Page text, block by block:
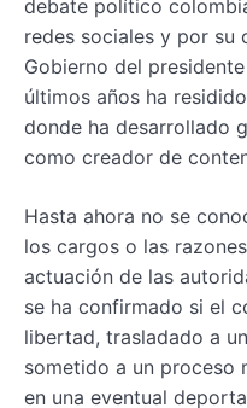
debate político
redes sociales y por su
Gobierno del presidente
últimos años ha
donde ha desarrollado
como creador de
Hasta ahora no se
los cargos o las
actuación de las
se ha confirmado si el
libertad, trasladado a
sometido a un proceso
en una eventual